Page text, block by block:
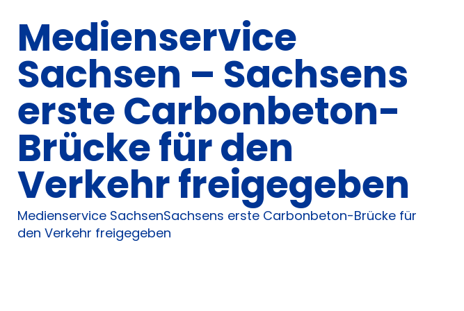
Medienservice
Sachsen – Sachsens
erste Carbonbeton-
Brücke für den
Verkehr freigegeben
Medienservice SachsenSachsens erste Carbonbeton-Brücke für
den Verkehr freigegeben